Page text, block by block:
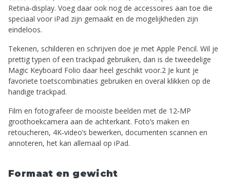
Retina‑display. Voeg daar ook nog de accessoires aan toe die
speciaal voor iPad zijn gemaakt en de mogelijkheden zijn
eindeloos.
Tekenen, schilderen en schrijven doe je met Apple Pencil. Wil je
prettig typen of een trackpad gebruiken, dan is de tweedelige
Magic Keyboard Folio daar heel geschikt voor.2 Je kunt je
favoriete toetscombinaties gebruiken en overal klikken op de
handige trackpad.
Film en fotografeer de mooiste beelden met de 12‑MP
groothoek­camera aan de achterkant. Foto’s maken en
retoucheren, 4K‑video’s bewerken, documenten scannen en
annoteren, het kan allemaal op iPad.
Formaat en gewicht